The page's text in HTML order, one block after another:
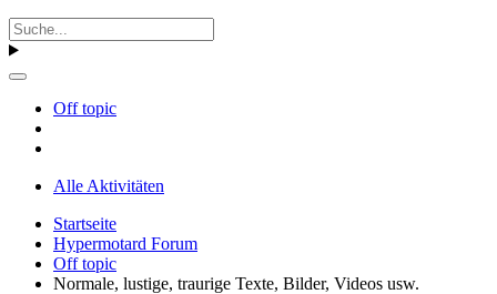
Off topic
Alle Aktivitäten
Startseite
Hypermotard Forum
Off topic
Normale, lustige, traurige Texte, Bilder, Videos usw.